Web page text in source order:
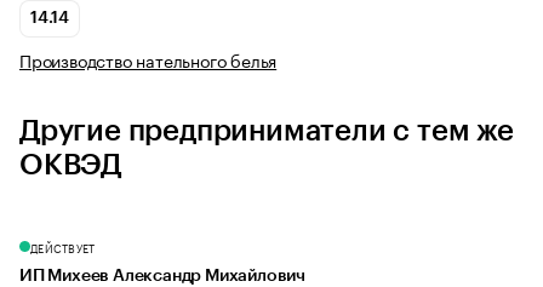
14.14
Производство нательного белья
Другие предприниматели с тем же
ОКВЭД
ДЕЙСТВУЕТ
ИП Михеев Александр Михайлович